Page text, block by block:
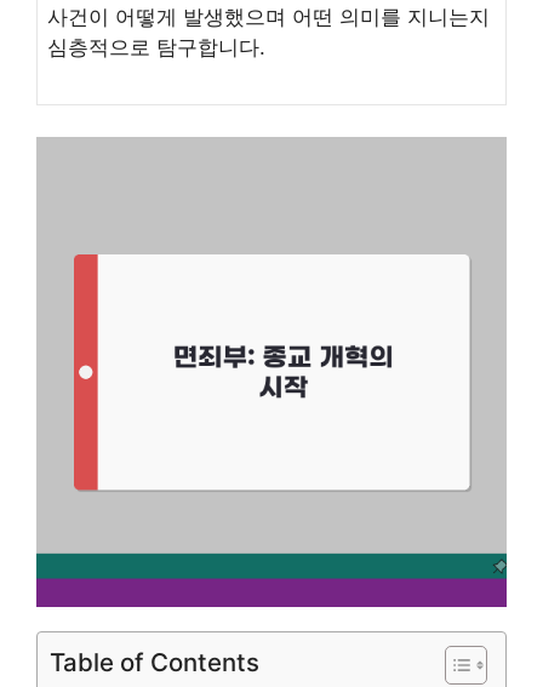
사건이 어떻게 발생했으며 어떤 의미를 지니는지
심층적으로 탐구합니다.
Table of Contents